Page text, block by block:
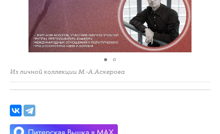
Из личной коллекции М.-А.Аскерова